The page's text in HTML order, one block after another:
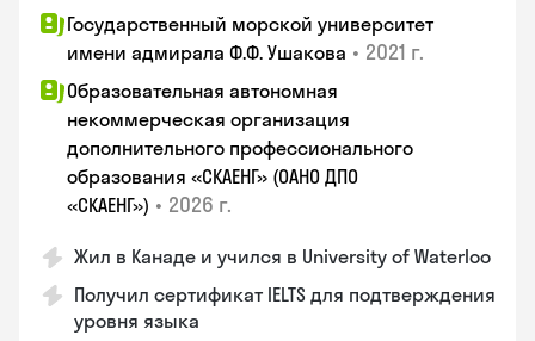
Государственный морской университет
имени адмирала Ф.Ф. Ушакова • 2021 г.
Образовательная автономная
некоммерческая организация
дополнительного профессионального
образования «СКАЕНГ» (ОАНО ДПО
«СКАЕНГ») • 2026 г.
Жил в Канаде и учился в University of Waterloo
Получил сертификат IELTS для подтверждения
уровня языка